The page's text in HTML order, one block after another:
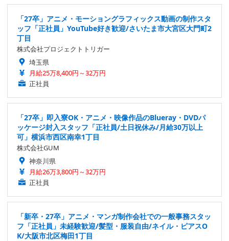
「27卒」アニメ・モーショングラフィックス動画の制作スタ
ッフ「正社員」YouTube好き歓迎/さいたま市大宮区大門町2
丁目
株式会社プロジェクトトリガー
埼玉県
月給25万8,400円～32万円
正社員
「27卒」即入寮OK・アニメ・映像作品のBlueray・DVDパ
ッケージ封入スタッフ「正社員/土日祝休み/月給30万以上
可」横浜市西区南幸1丁目
株式会社GUM
神奈川県
月給26万3,800円～32万円
正社員
「新卒・27卒」アニメ・マンガ制作会社での一般事務スタッ
フ「正社員」未経験歓迎/髪型・服装自由/ネイル・ピアスO
K/大阪市北区梅田1丁目